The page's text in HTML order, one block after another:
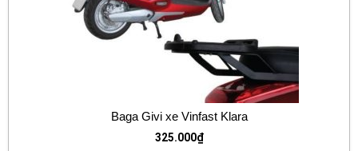
Baga Givi xe Vinfast Klara
325.000₫